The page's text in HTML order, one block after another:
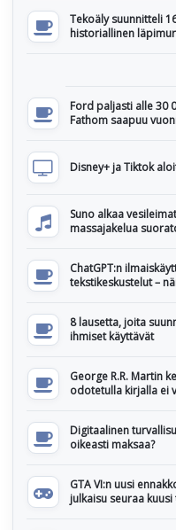
Tekoäly suunnitteli
historiallinen
Ford paljasti alle 30
Fathom saapuu
Disney+ ja Tiktok
Suno alkaa
massajakelua
ChatGPT:n
tekstikeskustelut –
8 lausetta, joita
ihmiset käyttävät
George R.R. Martin
odotetulla kirjalla ei
Digitaalinen
oikeasti maksaa?
GTA VI:n uusi
julkaisu seuraa